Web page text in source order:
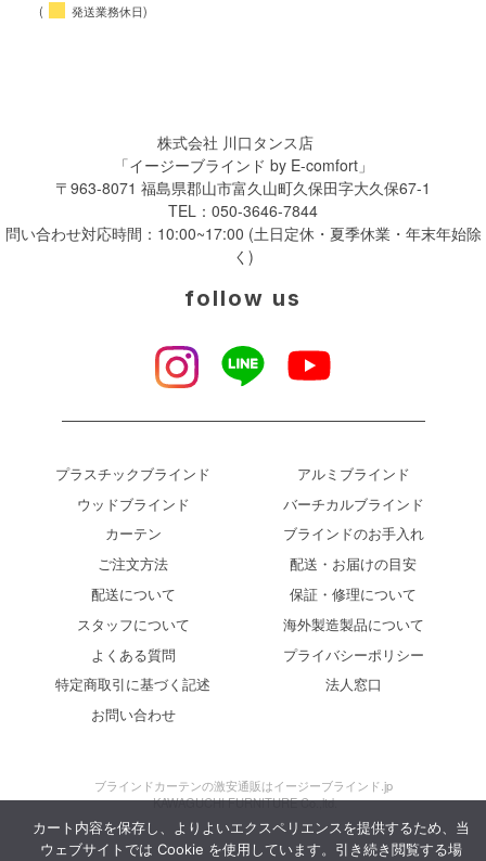
( 発送業務休日)
株式会社 川口タンス店
「イージーブラインド by E-comfort」
〒963-8071 福島県郡山市富久山町久保田字大久保67-1
TEL： 050-3646-7844
問い合わせ対応時間：10:00~17:00 (土日定休・夏季休業・年末年始除
く)
follow us
プラスチックブラインド
アルミブラインド
ウッドブラインド
バーチカルブラインド
カーテン
ブラインドのお手入れ
ご注文方法
配送・お届けの目安
配送について
保証・修理について
スタッフについて
海外製造製品について
よくある質問
プライバシーポリシー
特定商取引に基づく記述
法人窓口
お問い合わせ
ブラインドカーテンの激安通販はイージーブラインド.jp
KAWAGUCHI FURNITURE Co.,ltd.
カート内容を保存し、よりよいエクスペリエンスを提供するため、当
ウェブサイトでは Cookie を使用しています。引き続き閲覧する場